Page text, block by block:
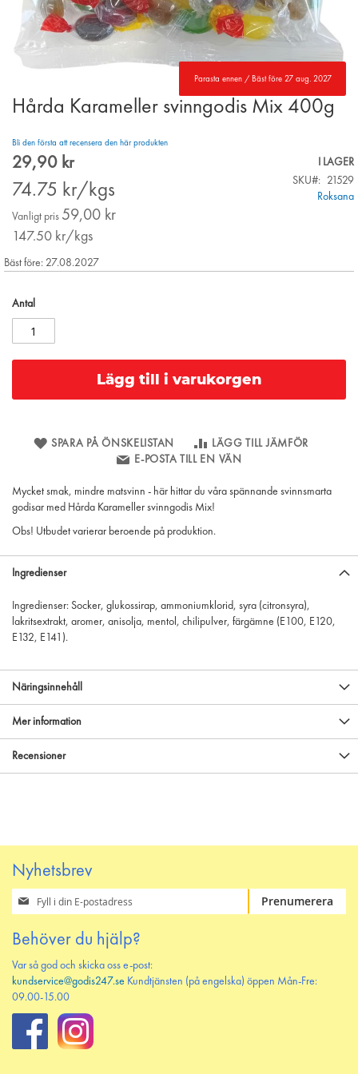
Parasta ennen / Bäst före 27 aug. 2027
Skip
of
the
images
gallery
Hårda Karameller svinngodis Mix 400g
Bli den första att recensera den här produkten
Special
29,90 kr
74.75 kr/kgs
Vanligt pris 59,00 kr
147.50 kr/kgs
I LAGER
SKU
21529
Roksana
Bäst före: 27.08.2027
Antal
Lägg till i varukorgen
SPARA PÅ ÖNSKELISTAN
LÄGG TILL JÄMFÖR
E-POSTA TILL EN VÄN
Mycket smak, mindre matsvinn - här hittar du våra spännande svinnsmarta
godisar med Hårda Karameller svinngodis Mix!
Obs! Utbudet varierar beroende på produktion.
Ingredienser
Ingredienser: Socker, glukossirap, ammoniumklorid, syra (citronsyra),
lakritsextrakt, aromer, anisolja, mentol, chilipulver, färgämne (E100, E120,
E132, E141).
Näringsinnehåll
Mer information
Recensioner
Nyhetsbrev
Prenumerera
på
nyhetsbrev
Prenumerera
Behöver du hjälp?
Var så god och skicka oss e-post:
kundservice@godis247.se Kundtjänsten (på engelska) öppen Mån-Fre:
09.00-15.00